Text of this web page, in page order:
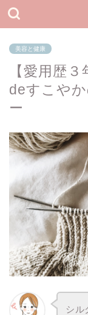
美容と健康
【愛用歴
deすこや
ー
シル